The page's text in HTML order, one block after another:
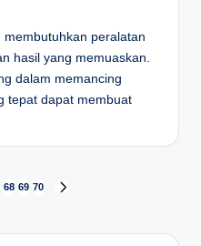
peralatan
hasil yang memuaskan.
dalam memancing
tepat dapat membuat
68 69 70